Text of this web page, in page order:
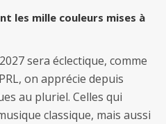
les mille couleurs mises à
sera éclectique, comme
on apprécie depuis
au pluriel. Celles qui
classique, mais aussi